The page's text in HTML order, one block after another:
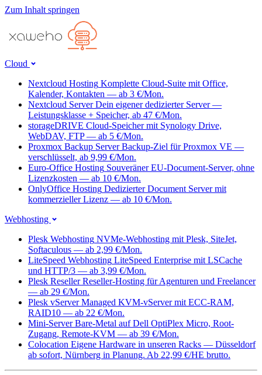
Zum Inhalt springen
Cloud
Nextcloud Hosting Komplette Cloud-Suite mit Office,
Kalender, Kontakten — ab 3 €/Mon.
Nextcloud Server Dein eigener dedizierter Server —
Leistungsklasse + Speicher, ab 47 €/Mon.
storageDRIVE Cloud-Speicher mit Synology Drive,
WebDAV, FTP — ab 5 €/Mon.
Proxmox Backup Server Backup-Ziel für Proxmox VE —
verschlüsselt, ab 9,99 €/Mon.
Euro-Office Hosting Souveräner EU-Document-Server, ohne
Lizenzkosten — ab 10 €/Mon.
OnlyOffice Hosting Dedizierter Document Server mit
kommerzieller Lizenz — ab 10 €/Mon.
Webhosting
Plesk Webhosting NVMe-Webhosting mit Plesk, SiteJet,
Softaculous — ab 2,99 €/Mon.
LiteSpeed Webhosting LiteSpeed Enterprise mit LSCache
und HTTP/3 — ab 3,99 €/Mon.
Plesk Reseller Reseller-Hosting für Agenturen und Freelancer
— ab 29 €/Mon.
Plesk vServer Managed KVM-vServer mit ECC-RAM,
RAID10 — ab 22 €/Mon.
Mini-Server Bare-Metal auf Dell OptiPlex Micro, Root-
Zugang, Remote-KVM — ab 39 €/Mon.
Colocation Eigene Hardware in unseren Racks — Düsseldorf
ab sofort, Nürnberg in Planung. Ab 22,99 €/HE brutto.